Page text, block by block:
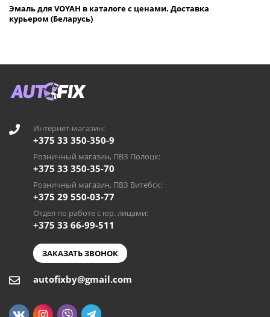
Эмаль для VOYAH в каталоге с ценами. Доставка
курьером (Беларусь)
Интернет-магазин:
+375 33 350-350-9
Розничный магазин, ПВЗ Полоцк:
+375 33 350-35-70
Розничный магазин, ПВЗ Витебск:
+375 29 550-03-77
Отдел по работе с юр. лицами:
+375 33 66-99-511
ЗАКАЗАТЬ ЗВОНОК
autofixby@gmail.com